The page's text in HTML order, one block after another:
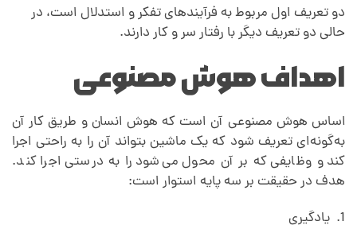
دو تعریف اول مربوط به فرآیندهای تفکر و استدلال است، در
حالی دو تعریف دیگر با رفتار سر و کار دارند.
اهداف هوش مصنوعی
اساس هوش مصنوعی آن است که هوش انسان و طریق کار آن
به‌گونه‌ای تعریف شود که یک ماشین بتواند آن را به راحتی اجرا
کند و وظایفی که بر آن محول می‌شود را به درستی اجرا کند.
هدف در حقیقت بر سه پایه استوار است:
یادگیری